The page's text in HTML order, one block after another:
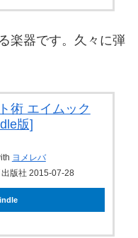
楽器です。久々に弾
術 エイムック
版]
ヨメレバ
版社 2015-07-28